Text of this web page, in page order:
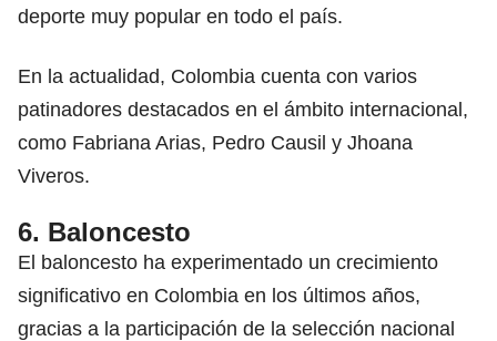
deporte muy popular en todo el país.
En la actualidad, Colombia cuenta con varios
patinadores destacados en el ámbito internacional,
como Fabriana Arias, Pedro Causil y Jhoana
Viveros.
6. Baloncesto
El baloncesto ha experimentado un crecimiento
significativo en Colombia en los últimos años,
gracias a la participación de la selección nacional